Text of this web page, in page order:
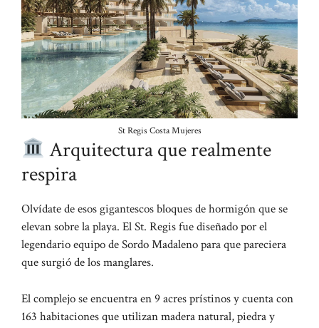
St Regis Costa Mujeres
Arquitectura que realmente
respira
Olvídate de esos gigantescos bloques de hormigón que se
elevan sobre la playa. El St. Regis fue diseñado por el
legendario equipo de Sordo Madaleno para que pareciera
que surgió de los manglares.
El complejo se encuentra en 9 acres prístinos y cuenta con
163 habitaciones que utilizan madera natural, piedra y